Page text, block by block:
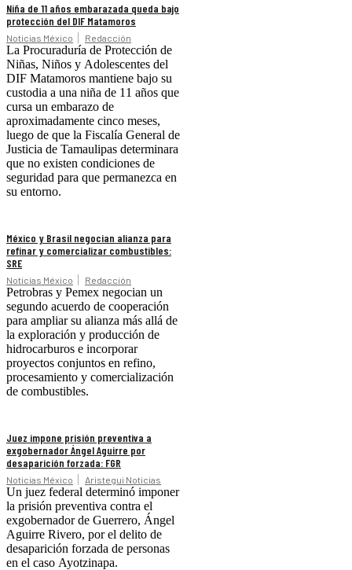
Niña de 11 años embarazada queda bajo
protección del DIF Matamoros
Noticias México Redacción
La Procuraduría de Protección de
Niñas, Niños y Adolescentes del
DIF Matamoros mantiene bajo su
custodia a una niña de 11 años que
cursa un embarazo de
aproximadamente cinco meses,
luego de que la Fiscalía General de
Justicia de Tamaulipas determinara
que no existen condiciones de
seguridad para que permanezca en
su entorno.
México y Brasil negocian alianza para
refinar y comercializar combustibles:
SRE
Noticias México Redacción
Petrobras y Pemex negocian un
segundo acuerdo de cooperación
para ampliar su alianza más allá de
la exploración y producción de
hidrocarburos e incorporar
proyectos conjuntos en refino,
procesamiento y comercialización
de combustibles.
Juez impone prisión preventiva a
exgobernador Ángel Aguirre por
desaparición forzada: FGR
Noticias México Aristegui Noticias
Un juez federal determinó imponer
la prisión preventiva contra el
exgobernador de Guerrero, Ángel
Aguirre Rivero, por el delito de
desaparición forzada de personas
en el caso Ayotzinapa.